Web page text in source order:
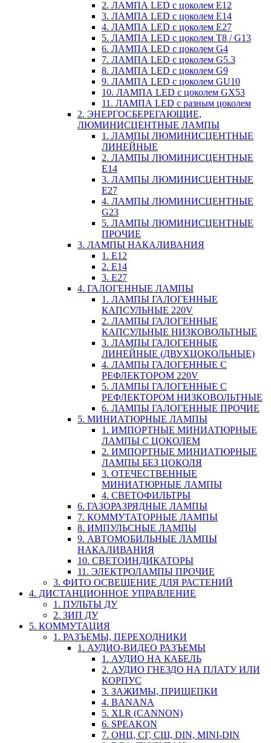
2. ЛАМПА LED c цоколем E12
3. ЛАМПА LED c цоколем E14
4. ЛАМПА LED c цоколем E27
5. ЛАМПА LED c цоколем T8 / G13
6. ЛАМПА LED c цоколем G4
7. ЛАМПА LED c цоколем G5.3
8. ЛАМПА LED c цоколем G9
9. ЛАМПА LED c цоколем GU10
10. ЛАМПА LED c цоколем GX53
11. ЛАМПА LED c разным цоколем
2. ЭНЕРГОСБЕРЕГАЮЩИЕ,
ЛЮМИНИСЦЕНТНЫЕ ЛАМПЫ
1. ЛАМПЫ ЛЮМИНИСЦЕНТНЫЕ
ЛИНЕЙНЫЕ
2. ЛАМПЫ ЛЮМИНИСЦЕНТНЫЕ
E14
3. ЛАМПЫ ЛЮМИНИСЦЕНТНЫЕ
E27
4. ЛАМПЫ ЛЮМИНИСЦЕНТНЫЕ
G23
5. ЛАМПЫ ЛЮМИНИСЦЕНТНЫЕ
ПРОЧИЕ
3. ЛАМПЫ НАКАЛИВАНИЯ
1. E12
2. Е14
3. Е27
4. ГАЛОГЕННЫЕ ЛАМПЫ
1. ЛАМПЫ ГАЛОГЕННЫЕ
КАПСУЛЬНЫЕ 220V
2. ЛАМПЫ ГАЛОГЕННЫЕ
КАПСУЛЬНЫЕ НИЗКОВОЛЬТНЫЕ
3. ЛАМПЫ ГАЛОГЕННЫЕ
ЛИНЕЙНЫЕ (ДВУХЦОКОЛЬНЫЕ)
4. ЛАМПЫ ГАЛОГЕННЫЕ С
РЕФЛЕКТОРОМ 220V
5. ЛАМПЫ ГАЛОГЕННЫЕ С
РЕФЛЕКТОРОМ НИЗКОВОЛЬТНЫЕ
6. ЛАМПЫ ГАЛОГЕННЫЕ ПРОЧИЕ
5. МИНИАТЮРНЫЕ ЛАМПЫ
1. ИМПОРТНЫЕ МИНИАТЮРНЫЕ
ЛАМПЫ С ЦОКОЛЕМ
2. ИМПОРТНЫЕ МИНИАТЮРНЫЕ
ЛАМПЫ БЕЗ ЦОКОЛЯ
3. ОТЕЧЕСТВЕННЫЕ
МИНИАТЮРНЫЕ ЛАМПЫ
4. СВЕТОФИЛЬТРЫ
6. ГАЗОРАЗРЯДНЫЕ ЛАМПЫ
7. КОММУТАТОРНЫЕ ЛАМПЫ
8. ИМПУЛЬСНЫЕ ЛАМПЫ
9. АВТОМОБИЛЬНЫЕ ЛАМПЫ
НАКАЛИВАНИЯ
10. СВЕТОИНДИКАТОРЫ
11. ЭЛЕКТРОЛАМПЫ ПРОЧИЕ
3. ФИТО ОСВЕЩЕНИЕ ДЛЯ РАСТЕНИЙ
4. ДИСТАНЦИОННОЕ УПРАВЛЕНИЕ
1. ПУЛЬТЫ ДУ
2. ЗИП ДУ
5. КОММУТАЦИЯ
1. РАЗЪЕМЫ, ПЕРЕХОДНИКИ
1. АУДИО-ВИДЕО РАЗЪЕМЫ
1. АУДИО НА КАБЕЛЬ
2. АУДИО ГНЕЗДО НА ПЛАТУ ИЛИ
КОРПУС
3. ЗАЖИМЫ, ПРИЩЕПКИ
4. BANANA
5. XLR (CANNON)
6. SPEAKON
7. ОНЦ, СГ, СШ, DIN, MINI-DIN